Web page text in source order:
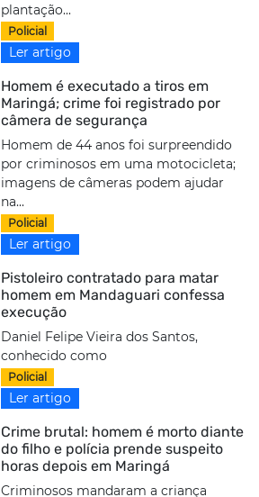
plantação...
Policial
Ler artigo
Homem é executado a tiros em
Maringá; crime foi registrado por
câmera de segurança
Homem de 44 anos foi surpreendido
por criminosos em uma motocicleta;
imagens de câmeras podem ajudar
na...
Policial
Ler artigo
Pistoleiro contratado para matar
homem em Mandaguari confessa
execução
Daniel Felipe Vieira dos Santos,
conhecido como
Policial
Ler artigo
Crime brutal: homem é morto diante
do filho e polícia prende suspeito
horas depois em Maringá
Criminosos mandaram a criança